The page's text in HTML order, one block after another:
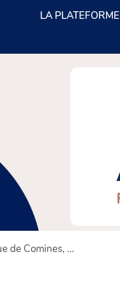
LA PLATEFORME
de Comines, ...